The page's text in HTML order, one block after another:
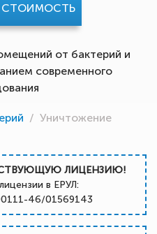
от бактерий и
современного
СТОИМОСТЬ
/ Уничтожение
ЛИЦЕНЗИЮ!
в ЕРУЛ:
46/01569143